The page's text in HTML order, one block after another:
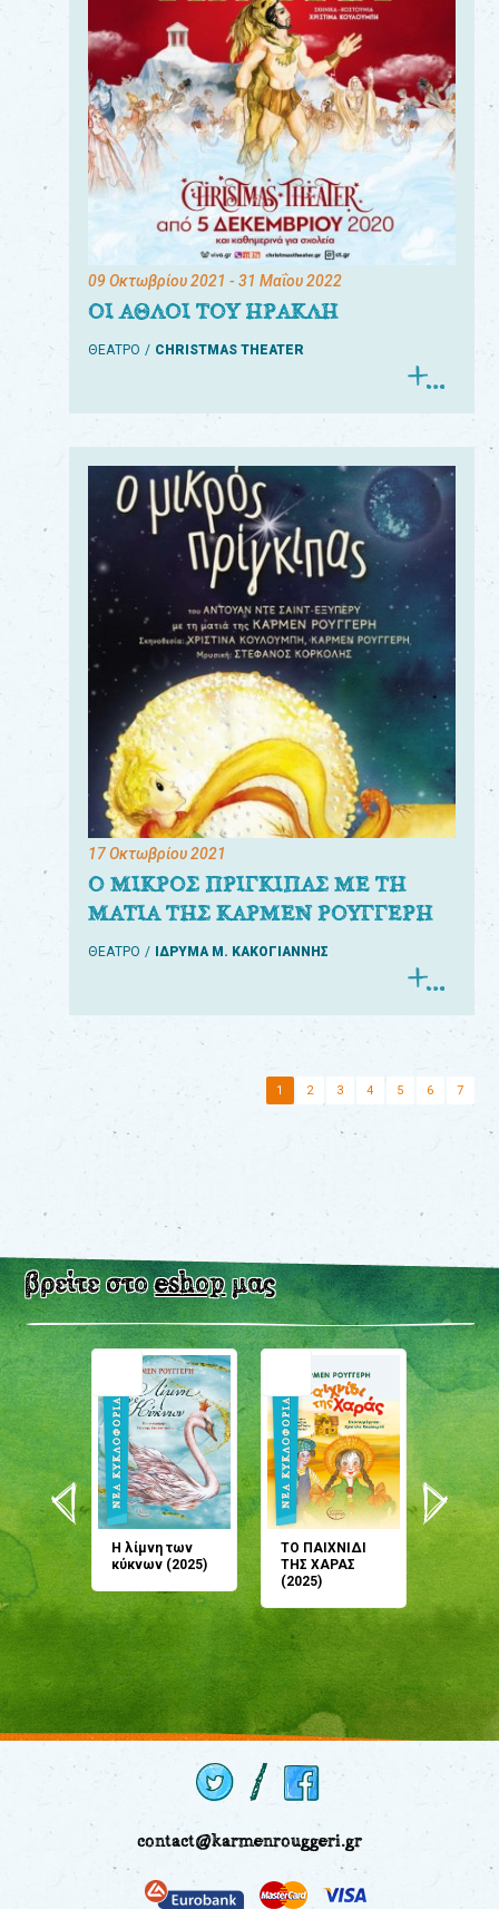
09 Οκτωβρίου 2021 - 31 Μαΐου 2022
ΟΙ ΑΘΛΟΙ ΤΟΥ ΗΡΑΚΛΗ
ΘΕΑΤΡΟ CHRISTMAS THEATER
17 Οκτωβρίου 2021
Ο ΜΙΚΡΟΣ ΠΡΙΓΚΙΠΑΣ ΜΕ ΤΗ
ΜΑΤΙΑ ΤΗΣ ΚΑΡΜΕΝ ΡΟΥΓΓΕΡΗ
ΘΕΑΤΡΟ ΙΔΡΥΜΑ Μ. ΚΑΚΟΓΙΑΝΝΗΣ
1 2 3 4 5 6 7
βρείτε στοeshopμας
Η λίμνη των
κύκνων (2025)
ΤΟ ΠΑΙΧΝΙΔΙ
ΤΗΣ ΧΑΡΑΣ
(2025)
μου;
(2024)
contact@karmenrouggeri.gr